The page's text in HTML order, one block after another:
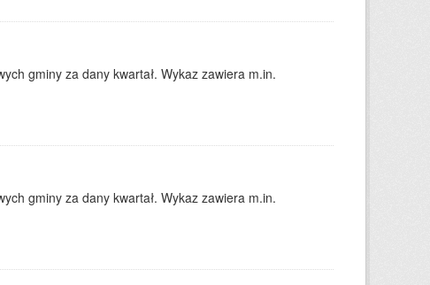
gminy za dany kwartał. Wykaz zawiera m.in.
gminy za dany kwartał. Wykaz zawiera m.in.